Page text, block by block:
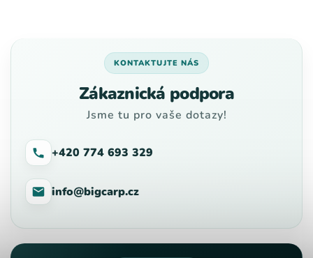
KONTAKTUJTE NÁS
Zákaznická podpora
Jsme tu pro vaše dotazy!
+420 774 693 329
info@bigcarp.cz